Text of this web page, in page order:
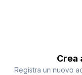
Crea
Registra un nuovo